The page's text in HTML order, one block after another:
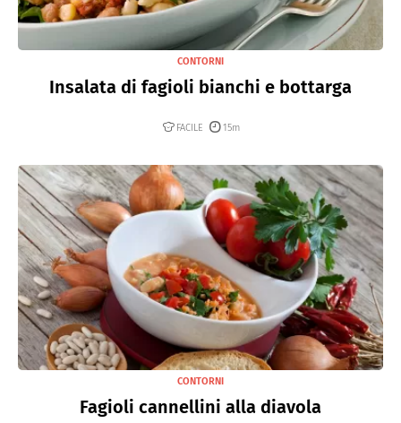
CONTORNI
Insalata di fagioli bianchi e bottarga
FACILE 15m
CONTORNI
Fagioli cannellini alla diavola